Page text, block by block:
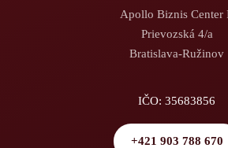
Apollo Biznis Center
Prievozská 4/a
Bratislava-Ružinov
IČO: 35683856
+421 903 788 670